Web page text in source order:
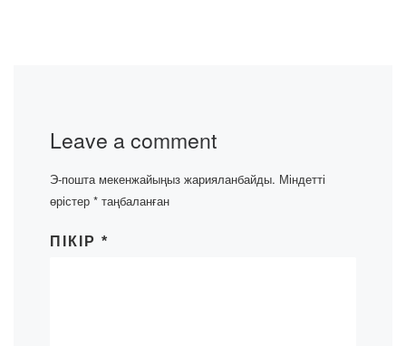
Leave a comment
Э-пошта мекенжайыңыз жарияланбайды. Міндетті
өрістер * таңбаланған
ПІКІР *